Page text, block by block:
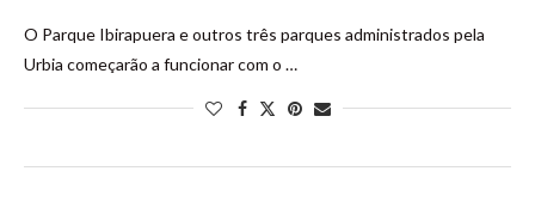
O Parque Ibirapuera e outros três parques administrados pela
Urbia começarão a funcionar com o …